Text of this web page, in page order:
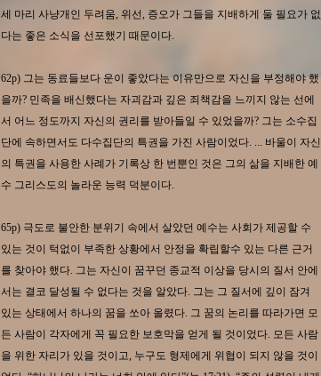
세 마리 사냥개인 두려움, 위선, 증오가 그들을 지배하게 둘 필요가 없
다는 좋은 소식을 선포했기 때문이다.
62p) 그는 동료들보다 운이 좋았다는 이유만으로 자신을 부정해야 했
을까? 민족을 배신했다는 자괴감과 깊은 죄책감을 느끼지 않는 선에
서 어느 정도까지 자신의 권리를 받아들일 수 있었을까? 그는 소수집
단에 속하면서도 다수집단의 특권을 가진 사람이었다. ... 바울이 자신
의 특권을 사용한 사례가 기록상 한 번뿐인 것은 그의 삶을 지배한 예
수 그리스도의 놀라운 능력 덕분이다.
65p) 극도로 불안한 분위기 속에서 살았던 예수는 사회가 제공할 수
있는 것이 턱없이 부족한 상황에서 안정을 확립할수 있는 다른 근거
를 찾아야 했다. 그는 자신이 꿈꾸던 종교적 이상을 당시의 질서 안에
서는 결코 달성될 수 없다는 것을 알았다. 그는 그 질서에 깊이 잠겨
있는 상태에서 하나의 꿈을 쏘아 올렸다. 그 꿈의 논리를 따라가면 모
든 사람이 각자에게 꼭 필요한 보호막을 얻게 될 것이었다. 모든 사람
을 위한 자리가 있을 것이고, 누구도 형제에게 위협이 되지 않을 것이